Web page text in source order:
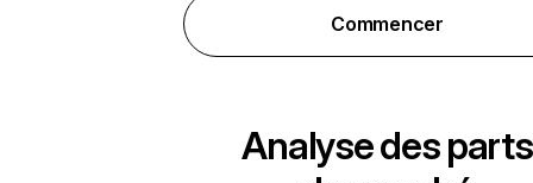
Commencer
Analyse des parts